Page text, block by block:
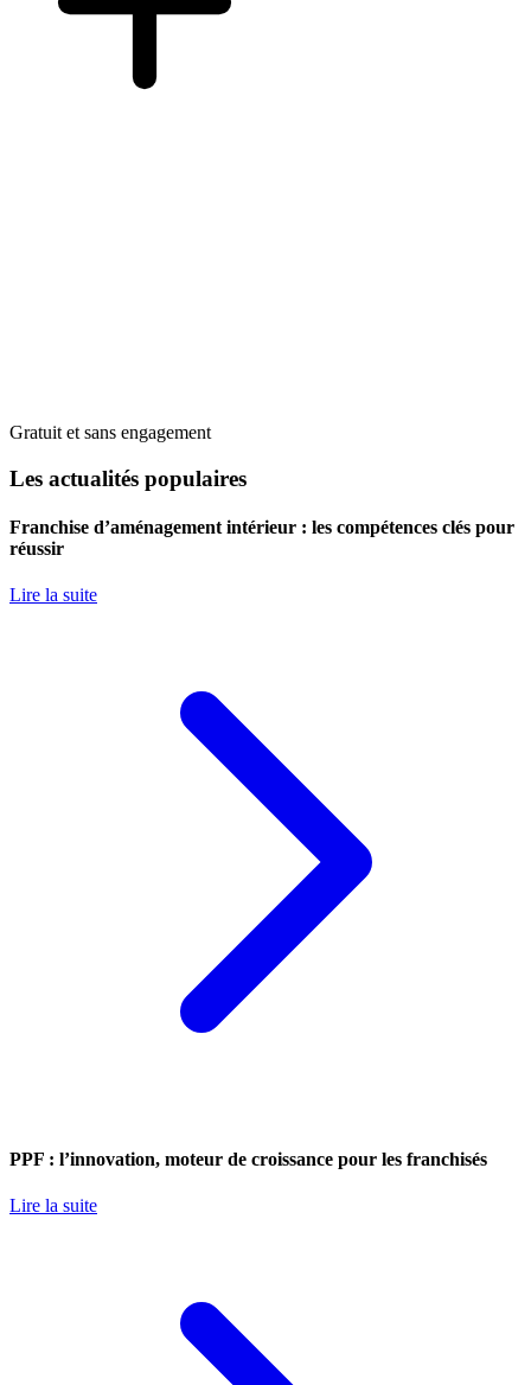
Gratuit et sans engagement
Les actualités populaires
Franchise d’aménagement intérieur : les compétences clés pour
réussir
Lire la suite
PPF : l’innovation, moteur de croissance pour les franchisés
Lire la suite